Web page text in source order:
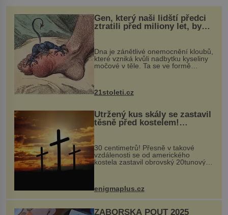
Gen, který naši lidští předci
ztratili před miliony let, by
mohl pomoci s léčbou
„nemoci králů“
Dna je zánětlivé onemocnění kloubů,
které vzniká kvůli nadbytku kyseliny
močové v těle. Ta se ve formě
nohou, a způsobuje bole...
21stoleti.cz
Utržený kus skály se zastavil
těsně před kostelem!
Ochránila ho boží síla?
30 centimetrů! Přesně v takové
vzdálenosti se od amerického
kostela zastavil obrovský 20tunový
...
enigmaplus.cz
ZÁBOŘSKÁ POUŤ 2025